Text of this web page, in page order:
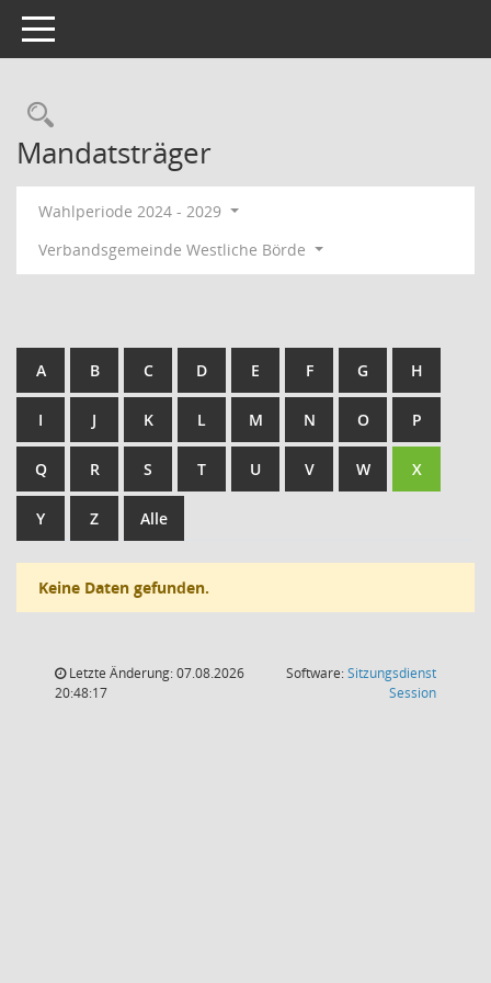
Toggle navigation
Rechercheauswahl
Mandatsträger
Wahlperiode 2024 - 2029
Verbandsgemeinde Westliche Börde
A B C D E F G H
I J K L M N O P
Q R S T U V W X
Y Z Alle
Keine Daten gefunden.
Letzte Änderung: 07.08.2026
20:48:17
Software:Sitzungsdienst
Session(Wird in